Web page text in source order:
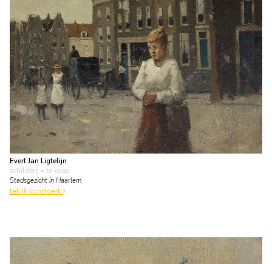
Evert Jan Ligtelijn
schilderij • te koop
Stadsgezicht in Haarlem
bekijk kunstwerk